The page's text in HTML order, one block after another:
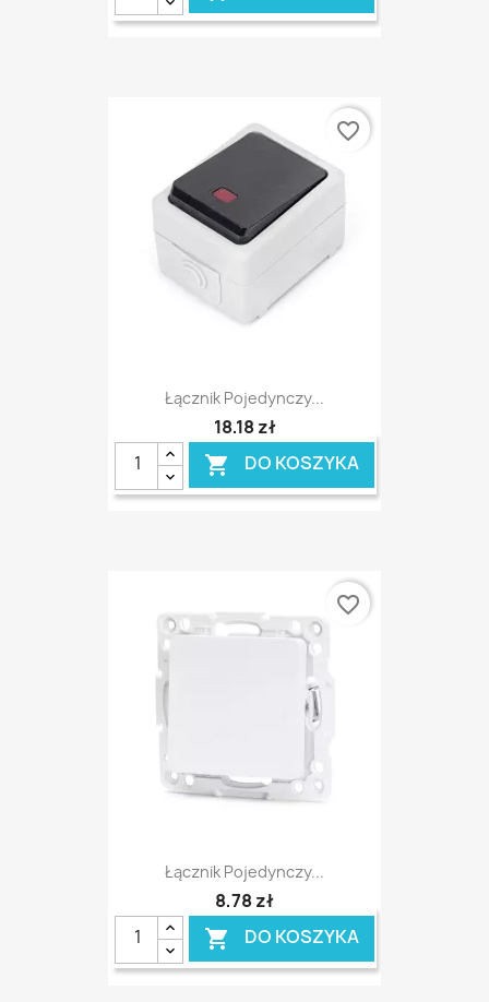
Łącznik Pojedynczy...
18,18 zł
 DO KOSZYKA
favorite_border
Łącznik Pojedynczy...
8,78 zł
 DO KOSZYKA
favorite_border